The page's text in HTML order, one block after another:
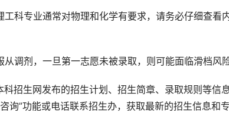
科专业通常对物理和化学有要求，请务必仔细查看
调剂，一旦第一志愿未被录取，则可能面临滑档风险
招生网发布的招生计划、招生简章、录取规则等信息
询”功能或电话联系招生办，获取最新的招生信息和